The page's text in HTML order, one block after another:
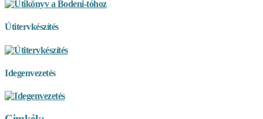
Útitervkészítés
Idegenvezetés